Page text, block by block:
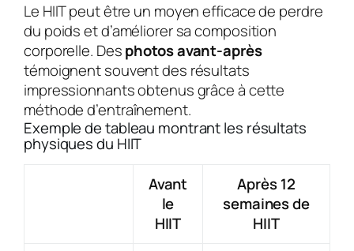
Le HIIT peut être un moyen efficace de perdre
du poids et d’améliorer sa composition
corporelle. Desphotos avant-après
témoignent souvent des résultats
impressionnants obtenus grâce à cette
méthode d’entraînement.
Exemple de tableau montrant les résultats
physiques du HIIT
Avant
le
HIIT
Après 12
semaines de
HIIT